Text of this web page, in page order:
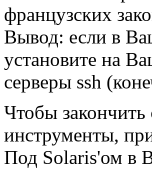
французских
Вывод: если в
установите на
серверы ssh
Чтобы
инструменты,
Под Solaris'ом в